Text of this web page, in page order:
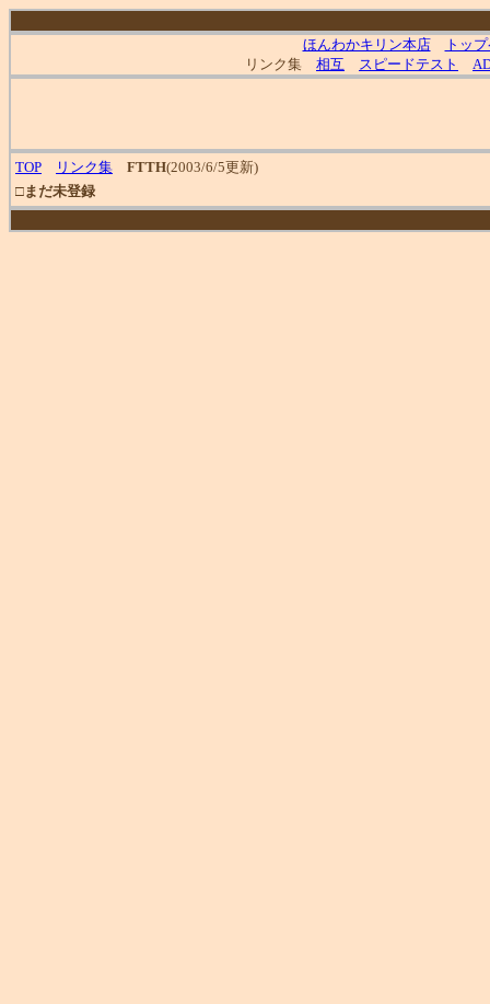
ほんわかキリン本店
トッ
リンク集 相互 スピードテスト
TOP リンク集 FTTH(2003/6/5更新)
□まだ未登録